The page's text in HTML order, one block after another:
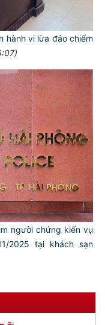
hành vi lừa đảo chiếm
người chứng kiến vụ
2025 tại khách sạn
MỆNH LÀ: